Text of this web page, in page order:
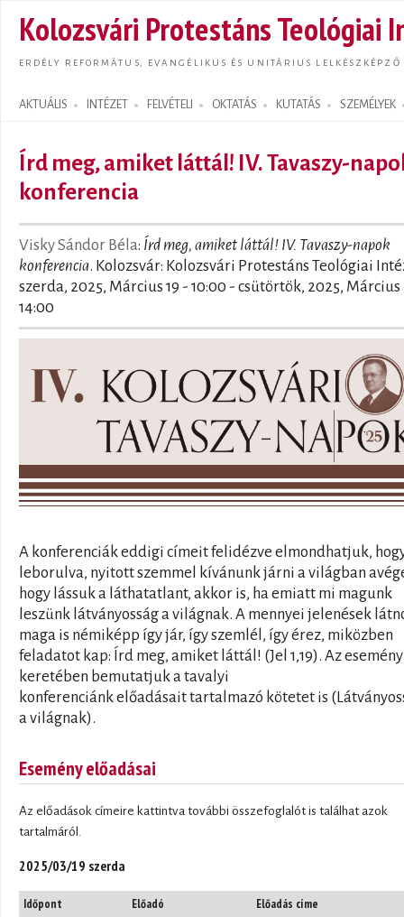
Kolozsvári Protestáns Teológiai
ERDÉLY REFORMÁTUS, EVANGÉLIKUS ÉS UNITÁRIUS LELKÉSZKÉPZŐ
AKTUÁLIS INTÉZET FELVÉTELI OKTATÁS KUTATÁS SZEMÉLYEK
Search form
Írd meg, amiket láttál! IV. Tavaszy-
konferencia
Visky Sándor Béla: Írd meg, amiket láttál! IV. Tavaszy-napok
konferencia. Kolozsvár: Kolozsvári Protestáns Teológiai
szerda, 2025, Március 19 - 10:00 - csütörtök, 2025, Március
14:00
A konferenciák eddigi címeit felidézve elmondhatjuk,
leborulva, nyitott szemmel kívánunk járni a világban
hogy lássuk a láthatatlant, akkor is, ha emiatt mi magunk
leszünk látványosság a világnak. A mennyei jelenések
maga is némiképp így jár, így szemlél, így érez, miközben
feladatot kap: Írd meg, amiket láttál! (Jel 1,19). Az esemény
keretében bemutatjuk a tavalyi
konferenciánk előadásait tartalmazó kötetet is
a világnak).
Esemény előadásai
Az előadások címeire kattintva további összefoglalót is találhat azok
tartalmáról.
2025/03/19 szerda
Időpont Előadó Előadás címe